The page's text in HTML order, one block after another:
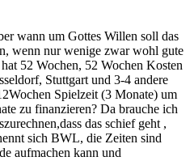
wann um Gottes Willen soll das
wenn nur wenige zwar wohl gute
52 Wochen, 52 Wochen Kosten
Stuttgart und 3-4 andere
Spielzeit (3 Monate) um
zu finanzieren? Da brauche ich
das schief geht ,
sich BWL, die Zeiten sind
aufmachen kann und